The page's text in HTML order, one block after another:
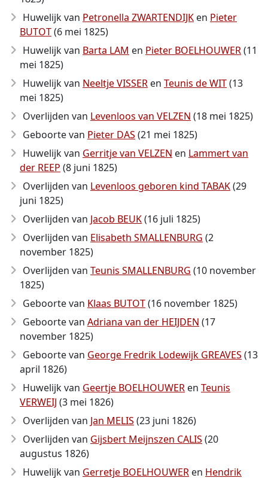
Huwelijk van Petronella ZWARTENDIJK en Pieter
BUTOT(6 mei 1825)
Huwelijk van Barta LAM en Pieter BOELHOUWER(11
mei 1825)
Huwelijk van Neeltje VISSER en Teunis de WIT(13
mei 1825)
Overlijden van Levenloos van VELZEN (18 mei 1825)
Geboorte van Pieter DAS (21 mei 1825)
Huwelijk van Gerritje van VELZEN en Lammert van
der REEP (8 juni 1825)
Overlijden van Levenloos geboren kind TABAK(29
juni 1825)
Overlijden van Jacob BEUK(16 juli 1825)
Overlijden van Elisabeth SMALLENBURG (2
november 1825)
Overlijden van Teunis SMALLENBURG (10 november
1825)
Geboorte van Klaas BUTOT(16 november 1825)
Geboorte van Adriana van der HEIJDEN (17
november 1825)
Geboorte van George Fredrik Lodewijk GREAVES (13
april 1826)
Huwelijk van Geertje BOELHOUWER en Teunis
VERWEIJ (3 mei 1826)
Overlijden van Jan MELIS (23 juni 1826)
Overlijden van Gijsbert Meijnszen CALIS (20
augustus 1826)
Huwelijk van Gerretje BOELHOUWER en Hendrik